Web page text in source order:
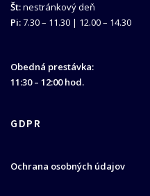
Št:nestránkový deň
Pi:7.30 – 11.30 | 12.00 – 14.30
Obedná prestávka:
11:30 – 12:00 hod.
GDPR
Ochrana osobných údajov